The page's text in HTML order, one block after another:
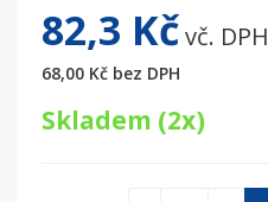
82,3 Kčvč. DPH
68,00 Kč bez DPH
Skladem (2x)